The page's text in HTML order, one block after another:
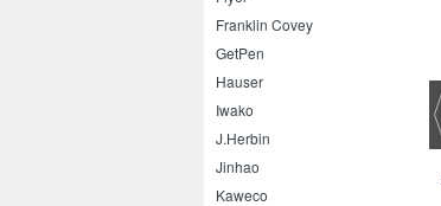
Franklin Covey
GetPen
Hauser
Iwako
J.Herbin
Jinhao
Kaweco
Leuchtturm1917 Classic A5 Port